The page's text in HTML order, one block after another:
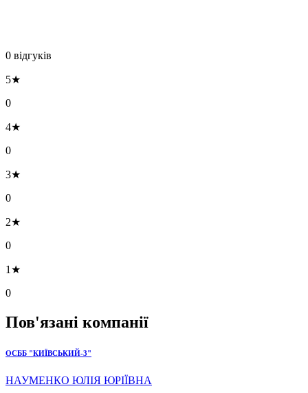
0 відгуків
5★
0
4★
0
3★
0
2★
0
1★
0
Пов'язані компанії
ОСББ "КИЇВСЬКИЙ-3"
НАУМЕНКО ЮЛІЯ ЮРІЇВНА